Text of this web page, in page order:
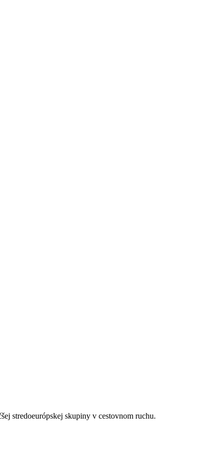
pre hotel (podľa dostupnosti)
večera formou bufetu 18:00–21:00
nealkoholických a alkoholických nápojov 10:00-23:00
stredoeurópskej skupiny v cestovnom ruchu.